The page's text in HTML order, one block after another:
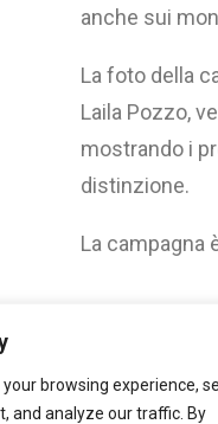
browsing experience,
and analyze our traffic. By
anche sui
La foto della
Laila Pozzo,
mostrando i
distinzione.
La campagna
SOCIAL MEDIA